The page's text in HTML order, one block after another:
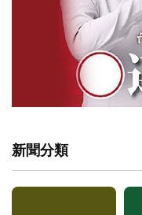
新聞分類